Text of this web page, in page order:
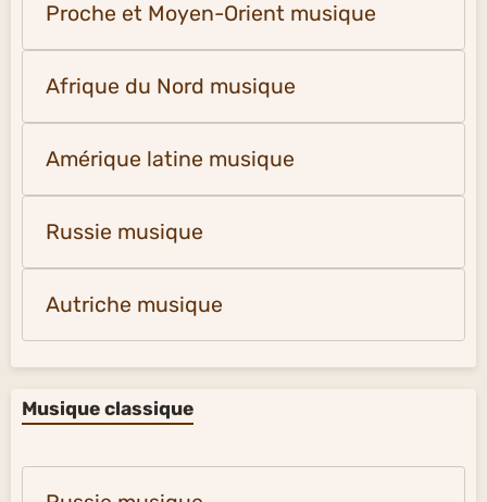
Proche et Moyen-Orient musique
Afrique du Nord musique
Amérique latine musique
Russie musique
Autriche musique
Musique classique